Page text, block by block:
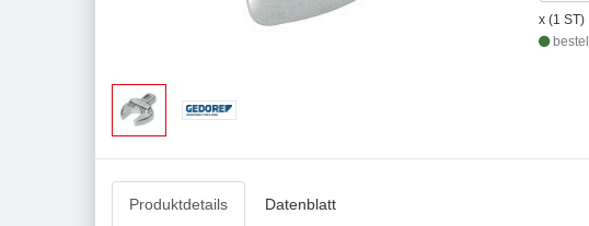
x (1 ST)
Produktdetails Datenblatt